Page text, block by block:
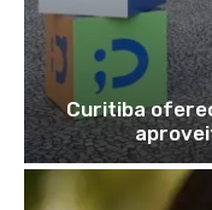
Curitiba